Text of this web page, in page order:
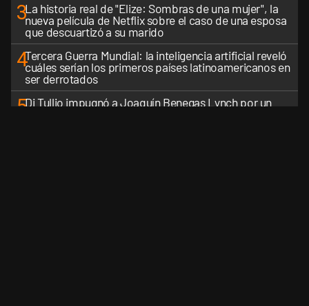
3La historia real de "Elize: Sombras de una mujer", la
nueva película de Netflix sobre el caso de una esposa
que descuartizó a su marido
4Tercera Guerra Mundial: la inteligencia artificial reveló
cuáles serían los primeros países latinoamericanos en
ser derrotados
5Di Tullio impugnó a Joaquín Benegas Lynch por un